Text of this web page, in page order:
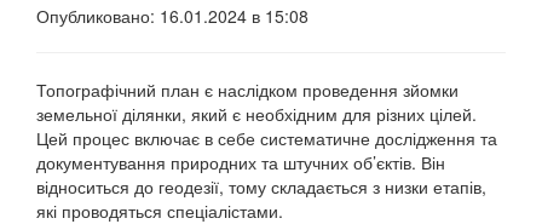
Опубликовано: 16.01.2024 в 15:08
Топографічний план є наслідком проведення зйомки
земельної ділянки, який є необхідним для різних цілей.
Цей процес включає в себе систематичне дослідження та
документування природних та штучних об’єктів. Він
відноситься до геодезії, тому складається з низки етапів,
які проводяться спеціалістами.